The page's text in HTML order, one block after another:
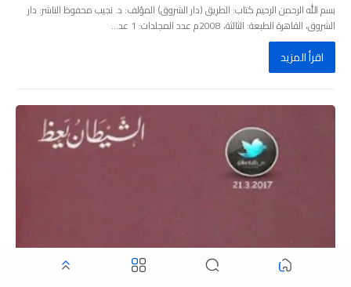
بسم الله الرحمن الرحيم كتاب: الطريق (دار الشروق) المؤلف: د. نجيب محفوظ الناشر: دار
الشروق، القاهرة الطبعة: الثالثة، 2008م عدد المجلدات: 1 عد...
اقرأ المزيد